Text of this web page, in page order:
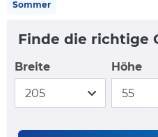
Sommer
Finde die richtige
Breite Höhe